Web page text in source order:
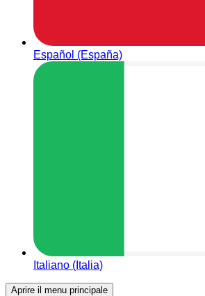
Español (España)
Italiano (Italia)
Aprire il menu principale